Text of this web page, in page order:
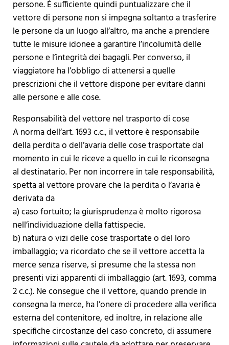
persone. È sufficiente quindi puntualizzare che il
vettore di persone non si impegna soltanto a trasferire
le persone da un luogo all’altro, ma anche a prendere
tutte le misure idonee a garantire l’incolumità delle
persone e l’integrità dei bagagli. Per converso, il
viaggiatore ha l’obbligo di attenersi a quelle
prescrizioni che il vettore dispone per evitare danni
alle persone e alle cose.
Responsabilità del vettore nel trasporto di cose
A norma dell’art. 1693 c.c., il vettore è responsabile
della perdita o dell’avaria delle cose trasportate dal
momento in cui le riceve a quello in cui le riconsegna
al destinatario. Per non incorrere in tale responsabilità,
spetta al vettore provare che la perdita o l’avaria è
derivata da
a) caso fortuito; la giurisprudenza è molto rigorosa
nell’individuazione della fattispecie.
b) natura o vizi delle cose trasportate o del loro
imballaggio; va ricordato che se il vettore accetta la
merce senza riserve, si presume che la stessa non
presenti vizi apparenti di imballaggio (art. 1693, comma
2 c.c.). Ne consegue che il vettore, quando prende in
consegna la merce, ha l’onere di procedere alla verifica
esterna del contenitore, ed inoltre, in relazione alle
specifiche circostanze del caso concreto, di assumere